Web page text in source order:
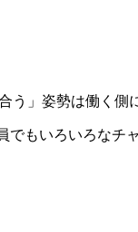
」姿勢は働く側
もいろいろなチ